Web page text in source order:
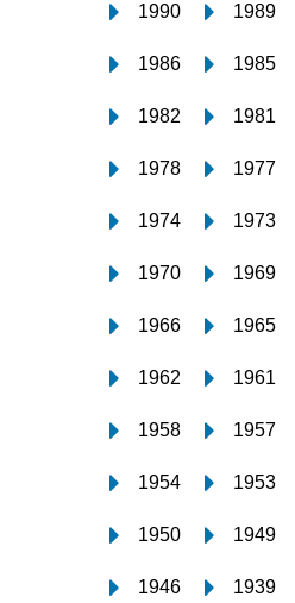
1990 1989
1986 1985
1982 1981
1978 1977
1974 1973
1970 1969
1966 1965
1962 1961
1958 1957
1954 1953
1950 1949
1946 1939